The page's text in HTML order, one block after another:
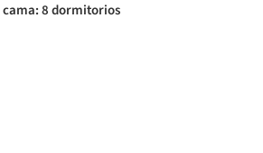
cama: 8 dormitorios